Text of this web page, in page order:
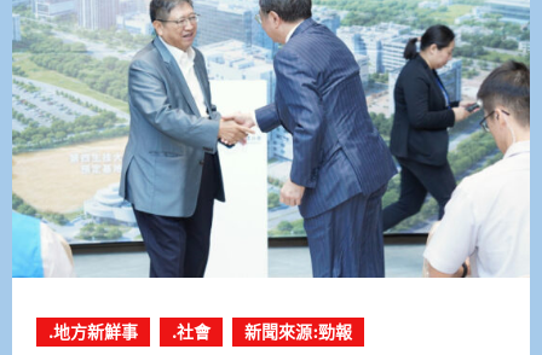
.地方新鮮事 .社會 新聞來源:勁報